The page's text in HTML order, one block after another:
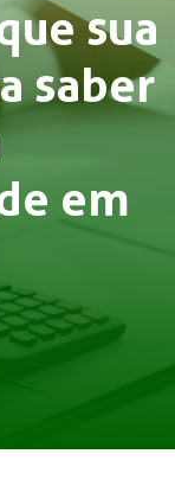
sua
saber
em